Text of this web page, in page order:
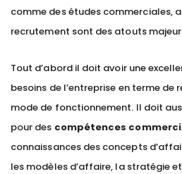
comme des études commerciales,
recrutement sont des atouts
Tout d’abord il doit avoir une
besoins de l’entreprise en terme de
mode de fonctionnement. Il doit
pour des compétences
connaissances des concepts
les modèles d’affaire, la stratégie